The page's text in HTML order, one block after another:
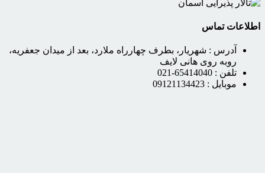
اطلاعات تماس
آدرس : شهریار، بطرف چهارراه ملارد، بعد از میدان جعفریه،
روبه روی هانی لایف
تلفن : 65414040-021
موبایل : 09121134423